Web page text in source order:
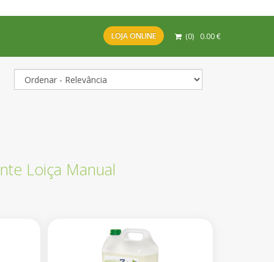
LOJA ONLINE (0) 0.00€
Loiça Manual